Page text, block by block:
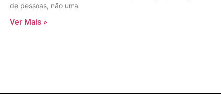
de pessoas, não uma
Ver Mais »